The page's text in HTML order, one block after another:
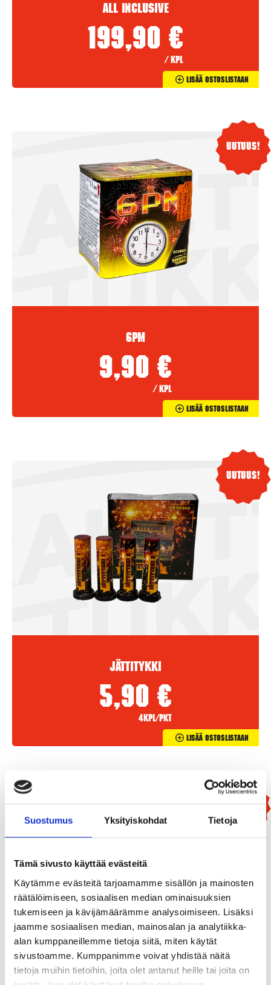
Suostumus Yksityiskohdat Tietoja
Tämä sivusto käyttää evästeitä
Käytämme evästeitä tarjoamamme sisällön ja mainosten
räätälöimiseen, sosiaalisen median ominaisuuksien
tukemiseen ja kävijämäärämme analysoimiseen. Lisäksi
jaamme sosiaalisen median, mainosalan ja analytiikka-
alan kumppaneillemme tietoja siitä, miten käytät
sivustoamme. Kumppanimme voivat yhdistää näitä
tietoja muihin tietoihin, joita olet antanut heille tai joita on
All Inclusive
199,90 €
/ kpl
Lisää Ostoslistaan
Uutuus!
6PM
9,90 €
/ kpl
Lisää Ostoslistaan
Uutuus!
Jättitykki
5,90 €
4kpl/pkt
Lisää Ostoslistaan
Uutuus!